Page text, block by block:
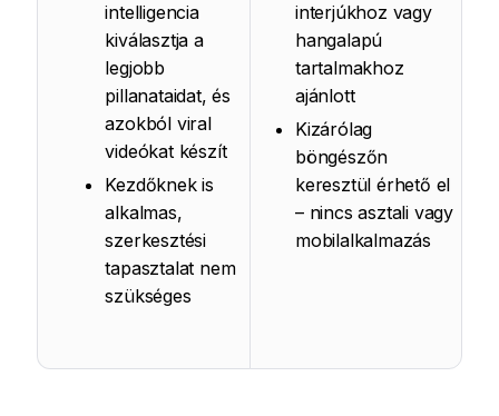
intelligencia
kiválasztja a
legjobb
pillanataidat, és
azokból viral
videókat készít
Kezdőknek is
alkalmas,
szerkesztési
tapasztalat nem
szükséges
interjúkhoz vagy
hangalapú
tartalmakhoz
ajánlott
Kizárólag
böngészőn
keresztül érhető el
– nincs asztali vagy
mobilalkalmazás